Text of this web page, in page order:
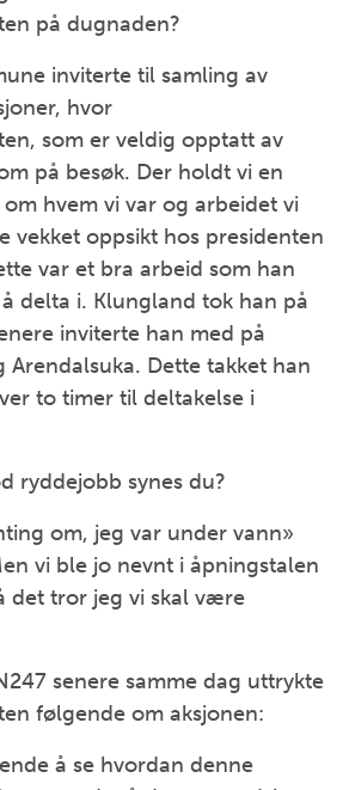
på dugnaden?
inviterte til samling av
hvor
som er veldig opptatt av
på besøk. Der holdt vi en
hvem vi var og arbeidet vi
vekket oppsikt hos presidenten
var et bra arbeid som han
delta i. Klungland tok han på
inviterte han med på
Arendalsuka. Dette takket han
to timer til deltakelse i
ryddejobb synes du?
om, jeg var under vann»
vi ble jo nevnt i åpningstalen
det tror jeg vi skal være
senere samme dag uttrykte
følgende om aksjonen:
å se hvordan denne